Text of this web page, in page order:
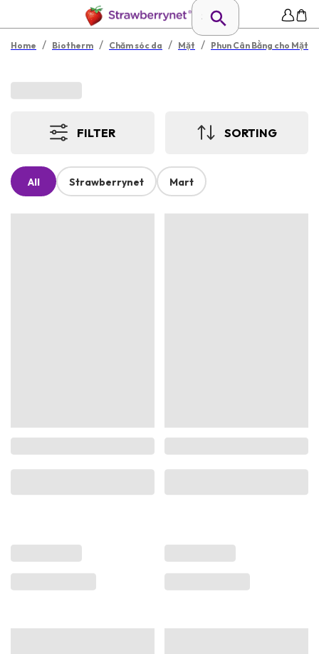
Home / Biotherm / Chăm sóc da / Mặt / Phun Cân Bằng cho Mặt
FILTER SORTING
All Strawberrynet Mart